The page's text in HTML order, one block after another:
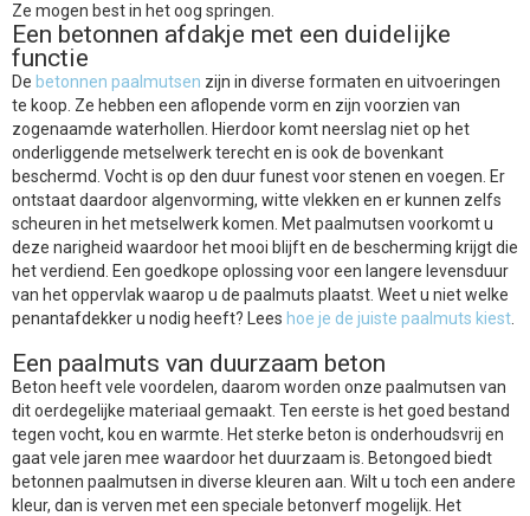
Ze mogen best in het oog springen.
Een betonnen afdakje met een duidelijke
functie
De betonnen paalmutsen zijn in diverse formaten en uitvoeringen
te koop. Ze hebben een aflopende vorm en zijn voorzien van
zogenaamde waterhollen. Hierdoor komt neerslag niet op het
onderliggende metselwerk terecht en is ook de bovenkant
beschermd. Vocht is op den duur funest voor stenen en voegen. Er
ontstaat daardoor algenvorming, witte vlekken en er kunnen zelfs
scheuren in het metselwerk komen. Met paalmutsen voorkomt u
deze narigheid waardoor het mooi blijft en de bescherming krijgt die
het verdiend. Een goedkope oplossing voor een langere levensduur
van het oppervlak waarop u de paalmuts plaatst. Weet u niet welke
penantafdekker u nodig heeft? Lees hoe je de juiste paalmuts kiest
Een paalmuts van duurzaam beton
Beton heeft vele voordelen, daarom worden onze paalmutsen van
dit oerdegelijke materiaal gemaakt. Ten eerste is het goed bestand
tegen vocht, kou en warmte. Het sterke beton is onderhoudsvrij en
gaat vele jaren mee waardoor het duurzaam is. Betongoed biedt
betonnen paalmutsen in diverse kleuren aan. Wilt u toch een andere
kleur, dan is verven met een speciale betonverf mogelijk. Het